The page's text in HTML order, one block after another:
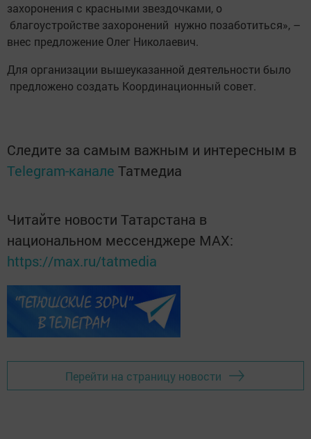
захоронения с красными звездочками, о
благоустройстве захоронений нужно позаботиться», –
внес предложение Олег ­Николаевич.
Для организации вышеуказанной деятельности было
предложено создать Координационный совет.
Следите за самым важным и интересным в
Telegram-канале Татмедиа
Читайте новости Татарстана в
национальном мессенджере MАХ:
https://max.ru/tatmedia
Перейти на страницу новости